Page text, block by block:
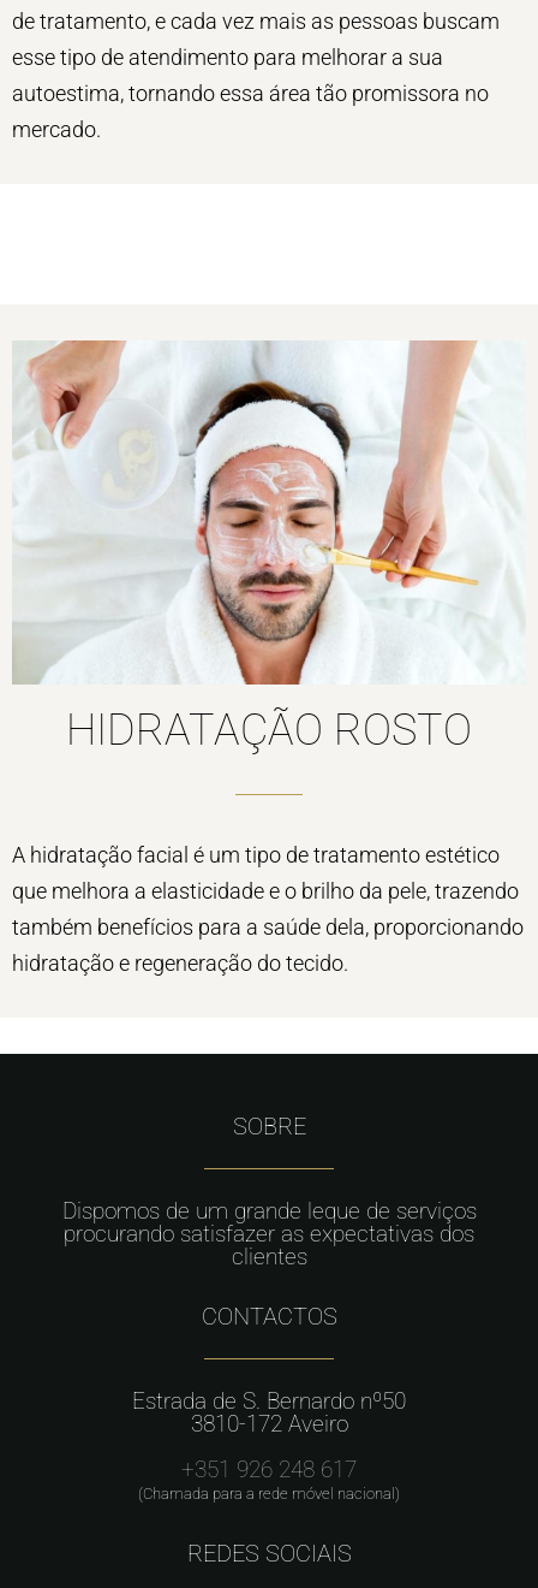
de tratamento, e cada vez mais as pessoas buscam
esse tipo de atendimento para melhorar a sua
autoestima, tornando essa área tão promissora no
mercado.
HIDRATAÇÃO ROSTO
A hidratação facial é um tipo de tratamento estético
que melhora a elasticidade e o brilho da pele, trazendo
também benefícios para a saúde dela, proporcionando
hidratação e regeneração do tecido.
SOBRE
Dispomos de um grande leque de serviços
procurando satisfazer as expectativas dos
clientes
CONTACTOS
Estrada de S. Bernardo nº50
3810-172 Aveiro
+351 926 248 617
(Chamada para a rede móvel nacional)
REDES SOCIAIS